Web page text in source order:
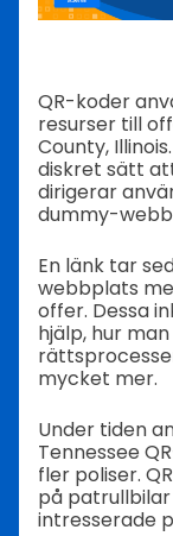
QR-koder
resurser till
County,
diskret sätt
dirigerar
dummy-
En länk tar
webbplats
offer. Dessa
hjälp, hur
mycket mer.
Under tiden
Tennessee
fler poliser.
på
intresserade